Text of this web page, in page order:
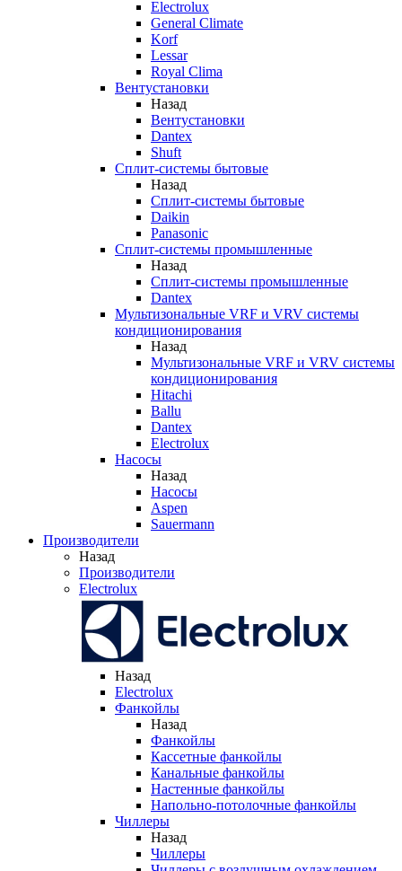
Electrolux
General Climate
Korf
Lessar
Royal Clima
Вентустановки
Назад
Вентустановки
Dantex
Shuft
Сплит-системы бытовые
Назад
Сплит-системы бытовые
Daikin
Panasonic
Сплит-системы промышленные
Назад
Сплит-системы промышленные
Dantex
Мультизональные VRF и VRV системы
кондиционирования
Назад
Мультизональные VRF и VRV системы
кондиционирования
Hitachi
Ballu
Dantex
Electrolux
Насосы
Назад
Насосы
Aspen
Sauermann
Производители
Назад
Производители
Electrolux
Назад
Electrolux
Фанкойлы
Назад
Фанкойлы
Кассетные фанкойлы
Канальные фанкойлы
Настенные фанкойлы
Напольно-потолочные фанкойлы
Чиллеры
Назад
Чиллеры